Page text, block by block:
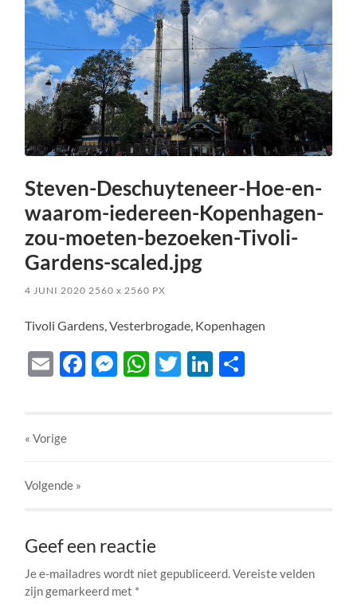
Steven-Deschuyteneer-Hoe-en-
waarom-iedereen-Kopenhagen-
zou-moeten-bezoeken-Tivoli-
Gardens-scaled.jpg
4 JUNI 2020 2560x 2560 PX
Tivoli Gardens, Vesterbrogade, Kopenhagen
EmailFacebook
Messenger
WhatsApp
TwitterLinkedIn
« Vorige
Volgende »
Geef een reactie
Je e-mailadres wordt niet gepubliceerd. Vereiste velden
zijn gemarkeerd met *